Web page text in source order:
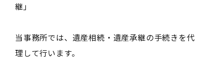
継」
当事務所では、遺産相続・遺産承継の手続きを代
理して行います。